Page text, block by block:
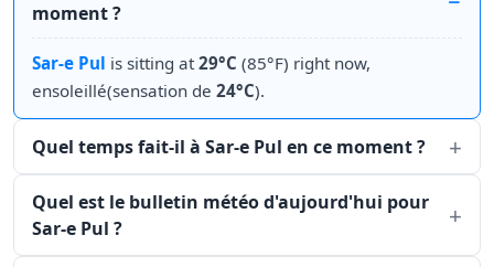
moment ?
Sar-e Pul is sitting at29°C (85°F) right now,
ensoleillé(sensation de 24°C).
Quel temps fait-il à Sar-e Pul en ce moment ?
Quel est le bulletin météo d'aujourd'hui pour
Sar-e Pul ?